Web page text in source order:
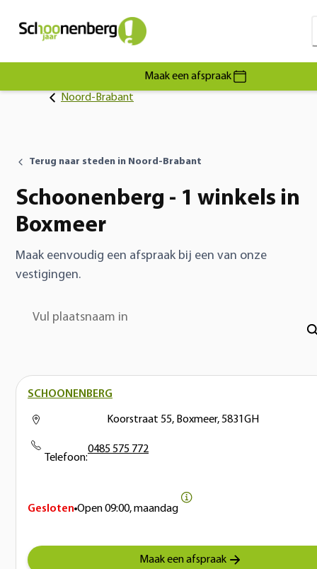
Maak een afspraak
Noord-Brabant
Terug naar steden in Noord-Brabant
Schoonenberg - 1 winkels in
Boxmeer
Maak eenvoudig een afspraak bij een van onze
vestigingen.
Vul plaatsnaam in
SCHOONENBERG
Koorstraat 55, Boxmeer, 5831GH
Telefoon:
0485 575 772
Gesloten Open09:00, maandag
Maak een afspraak